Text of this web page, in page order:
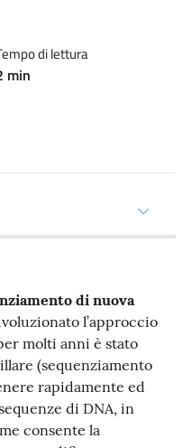
di lettura
min
di nuova
l’approccio
molti anni è stato
(sequenziamento
rapidamente ed
di DNA, in
consente la